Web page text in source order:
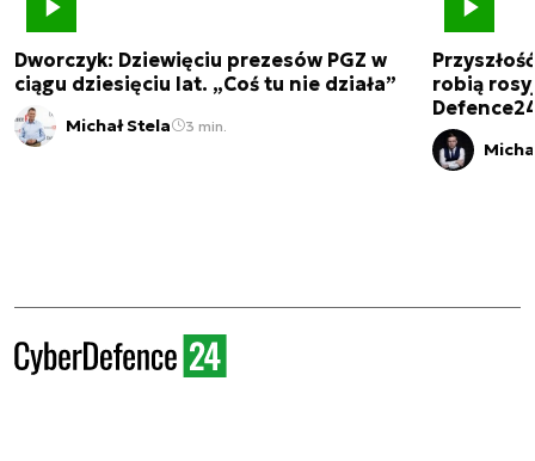
Dworczyk: Dziewięciu prezesów PGZ w
ciągu dziesięciu lat. „Coś tu nie działa”
Michał Stela 3 min.
robią